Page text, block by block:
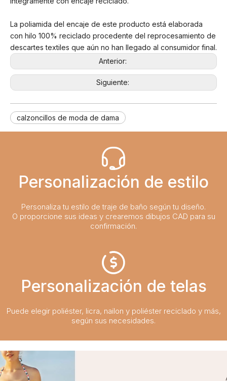
La poliamida del encaje de este producto está elaborada
con hilo 100% reciclado procedente del reprocesamiento de
descartes textiles que aún no han llegado al consumidor final.
Anterior:
Siguiente:
calzoncillos de moda de dama
Personalización de estilo
Personaliza tu estilo de traje de baño según tu diseño.
O proporcione sus ideas y crearemos dibujos CAD para su
confirmación.
Personalización de telas
Puede elegir poliéster, licra, nailon y poliéster reciclado y más,
según sus necesidades.